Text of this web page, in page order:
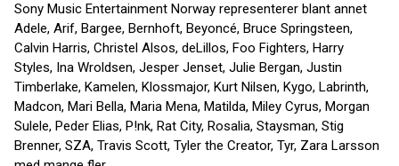
Sony Music Entertainment Norway representerer blant annet
Adele, Arif, Bargee, Bernhoft, Beyoncé, Bruce Springsteen,
Calvin Harris, Christel Alsos, deLillos, Foo Fighters, Harry
Styles, Ina Wroldsen, Jesper Jenset, Julie Bergan, Justin
Timberlake, Kamelen, Klossmajor, Kurt Nilsen, Kygo, Labrinth,
Madcon, Mari Bella, Maria Mena, Matilda, Miley Cyrus, Morgan
Sulele, Peder Elias, P!nk, Rat City, Rosalia, Staysman, Stig
Brenner, SZA, Travis Scott, Tyler the Creator, Tyr, Zara Larsson